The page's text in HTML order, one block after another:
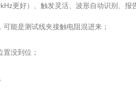
更好）、触发灵活、波形自动识别、报
能是测试线夹接触电阻混进来；
没到位；